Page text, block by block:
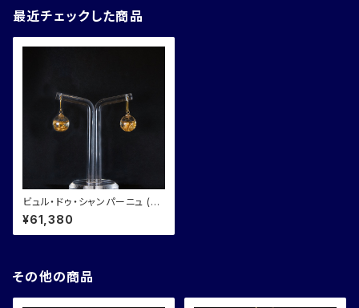
最近チェックした商品
ビュル・ドゥ・シャンパーニュ (シ
ャンパーニュの気泡) ピアス/イ
ヤリング ガラスジュエリー
¥61,380
その他の商品